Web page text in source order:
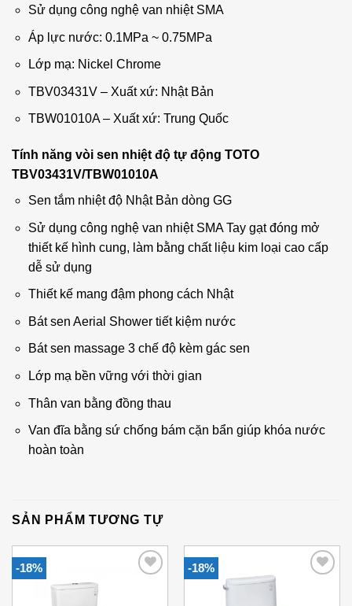
Sử dụng công nghệ van nhiệt SMA
Áp lực nước: 0.1MPa ~ 0.75MPa
Lớp mạ: Nickel Chrome
TBV03431V – Xuất xứ: Nhật Bản
TBW01010A – Xuất xứ: Trung Quốc
Tính năng vòi sen nhiệt độ tự động TOTO
TBV03431V/TBW01010A
Sen tắm nhiệt độ Nhật Bản dòng GG
Sử dụng công nghệ van nhiệt SMA Tay gạt đóng mở
thiết kế hình cung, làm bằng chất liệu kim loại cao cấp
dễ sử dụng
Thiết kế mang đậm phong cách Nhật
Bát sen Aerial Shower tiết kiệm nước
Bát sen massage 3 chế độ kèm gác sen
Lớp mạ bền vững với thời gian
Thân van bằng đồng thau
Van đĩa bằng sứ chống bám cặn bẩn giúp khóa nước
hoàn toàn
SẢN PHẨM TƯƠNG TỰ
-18% -18%